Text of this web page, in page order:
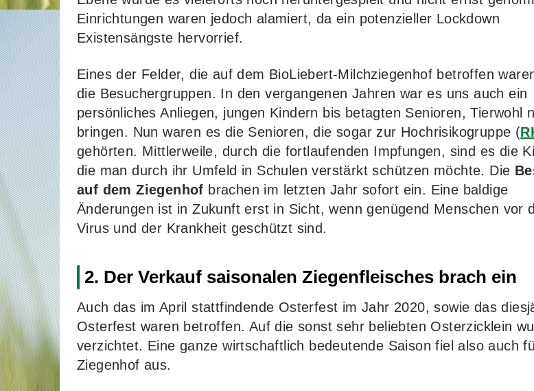
Einrichtungen waren jedoch alamiert, da ein potenzieller Lockdown
Existensängste hervorrief.
Eines der Felder, die auf dem BioLiebert-Milchziegenhof betroffen
die Besuchergruppen. In den vergangenen Jahren war es uns auch ein
persönliches Anliegen, jungen Kindern bis betagten Senioren, Tierwohl
bringen. Nun waren es die Senioren, die sogar zur Hochrisikogruppe (
gehörten. Mittlerweile, durch die fortlaufenden Impfungen, sind es die
die man durch ihr Umfeld in Schulen verstärkt schützen möchte. Die
auf dem Ziegenhof brachen im letzten Jahr sofort ein. Eine baldige
Änderungen ist in Zukunft erst in Sicht, wenn genügend Menschen vor
Virus und der Krankheit geschützt sind.
2. Der Verkauf saisonalen Ziegenfleisches brach ein
Auch das im April stattfindende Osterfest im Jahr 2020, sowie das
Osterfest waren betroffen. Auf die sonst sehr beliebten Osterzicklein
verzichtet. Eine ganze wirtschaftlich bedeutende Saison fiel also auch
Ziegenhof aus.